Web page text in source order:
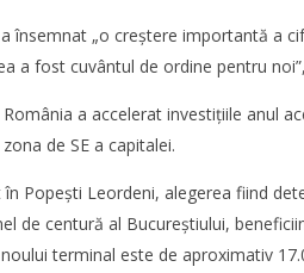
însemnat „o creștere importantă a
a fost cuvântul de ordine pentru
a accelerat investițiile anul
de SE a capitalei.
Popești Leordeni, alegerea fiind
de centură al Bucureștiului,
terminal este de aproximativ